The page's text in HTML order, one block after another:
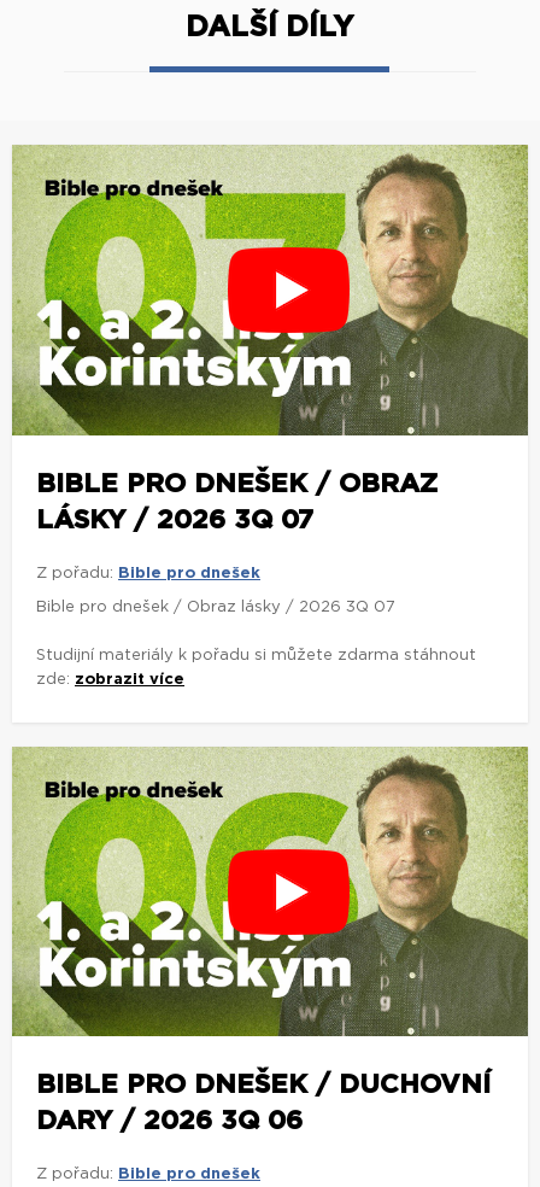
DALŠÍ DÍLY
BIBLE PRO DNEŠEK / OBRAZ
LÁSKY / 2026 3Q 07
Z pořadu: Bible pro dnešek
Bible pro dnešek / Obraz lásky / 2026 3Q 07
Studijní materiály k pořadu si můžete zdarma stáhnout
zde: zobrazit více
BIBLE PRO DNEŠEK / DUCHOVNÍ
DARY / 2026 3Q 06
Z pořadu: Bible pro dnešek